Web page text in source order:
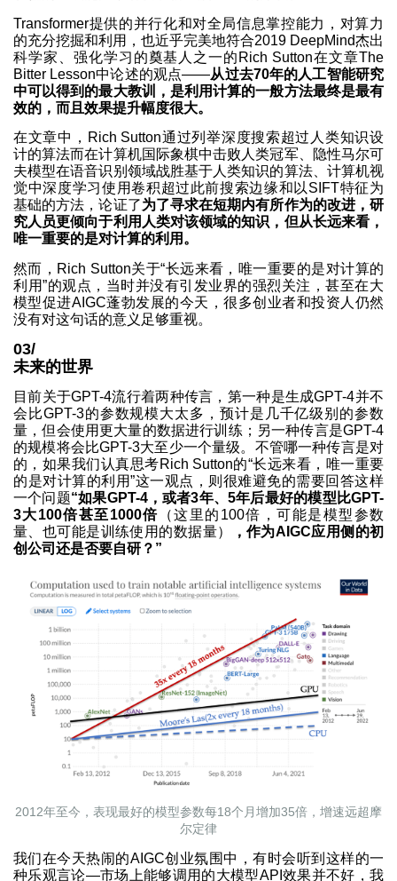
Transformer提供的并行化和对全局信息掌控能力，对算力
的充分挖掘和利用，也近乎完美地符合2019 DeepMind杰出
科学家、强化学习的奠基人之一的Rich Sutton在文章The
Bitter Lesson中论述的观点——从过去70年的人工智能研究
中可以得到的最大教训，是利用计算的一般方法最终是最有
效的，而且效果提升幅度很大。
在文章中，Rich Sutton通过列举深度搜索超过人类知识设
计的算法而在计算机国际象棋中击败人类冠军、隐性马尔可
夫模型在语音识别领域战胜基于人类知识的算法、计算机视
觉中深度学习使用卷积超过此前搜索边缘和以SIFT特征为
基础的方法，论证了为了寻求在短期内有所作为的改进，研
究人员更倾向于利用人类对该领域的知识，但从长远来看，
唯一重要的是对计算的利用。
然而，Rich Sutton关于“长远来看，唯一重要的是对计算的
利用”的观点，当时并没有引发业界的强烈关注，甚至在大
模型促进AIGC蓬勃发展的今天，很多创业者和投资人仍然
没有对这句话的意义足够重视。
03/
未来的世界
目前关于GPT-4流行着两种传言，第一种是生成GPT-4并不
会比GPT-3的参数规模大太多，预计是几千亿级别的参数
量，但会使用更大量的数据进行训练；另一种传言是GPT-4
的规模将会比GPT-3大至少一个量级。不管哪一种传言是对
的，如果我们认真思考Rich Sutton的“长远来看，唯一重要
的是对计算的利用”这一观点，则很难避免的需要回答这样
一个问题“如果GPT-4，或者3年、5年后最好的模型比GPT-
3大100倍甚至1000倍 （这里的100倍，可能是模型参数
量、也可能是训练使用的数据量）
，作为AIGC应用侧的初
创公司还是否要自研？”
2012年至今，表现最好的模型参数每18个月增加35倍，增速远超摩
尔定律
我们在今天热闹的AIGC创业氛围中，有时会听到这样的一
种乐观言论—市场上能够调用的大模型API效果并不好，我